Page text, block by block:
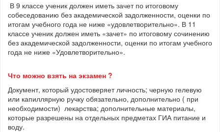
В 9 классе ученик должен иметь зачет по итоговому
собеседованию без академической задолженности, оценки по
итогам учебного года не ниже «удовлетворительно». В 11
классе ученик должен иметь «зачет» по итоговому сочинению
без академической задолженности, оценки по итогам учебного
года не ниже «Удовлетворительно».
Что можно взять на экзамен ?
Документ, который удостоверяет личность; черную гелевую
или капиллярную ручку обязательно, дополнительно ( при
необходимости) лекарства; дополнительные материалы,
которые разрешены на отдельных предметах ГИА питание и
воду.